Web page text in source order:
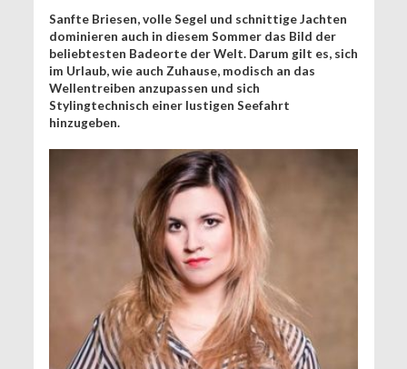
Sanfte Briesen, volle Segel und schnittige Jachten
dominieren auch in diesem Sommer das Bild der
beliebtesten Badeorte der Welt. Darum gilt es, sich
im Urlaub, wie auch Zuhause, modisch an das
Wellentreiben anzupassen und sich
Stylingtechnisch einer lustigen Seefahrt
hinzugeben.